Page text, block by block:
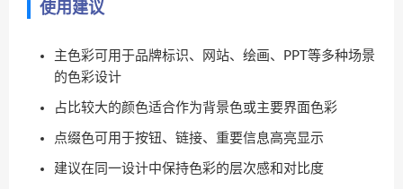
使用建议
主色彩可用于品牌标识、网站、绘画、PPT等多种场景
的色彩设计
占比较大的颜色适合作为背景色或主要界面色彩
点缀色可用于按钮、链接、重要信息高亮显示
建议在同一设计中保持色彩的层次感和对比度